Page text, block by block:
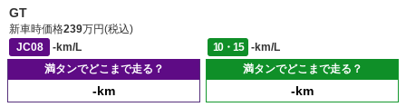
GT
新車時価格239万円(税込)
JC08
-km/L 10・15
-km/L
満タンでどこまで走る？
-km
満タンでどこまで走る？
-km